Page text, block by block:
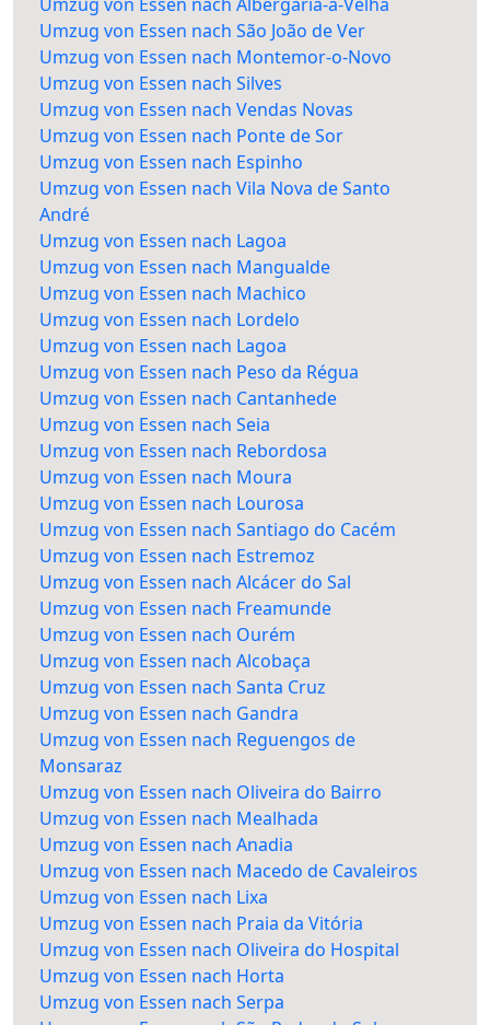
Umzug von Essen nach São João de Ver
Umzug von Essen nach Montemor-o-Novo
Umzug von Essen nach Silves
Umzug von Essen nach Vendas Novas
Umzug von Essen nach Ponte de Sor
Umzug von Essen nach Espinho
Umzug von Essen nach Vila Nova de Santo
André
Umzug von Essen nach Lagoa
Umzug von Essen nach Mangualde
Umzug von Essen nach Machico
Umzug von Essen nach Lordelo
Umzug von Essen nach Lagoa
Umzug von Essen nach Peso da Régua
Umzug von Essen nach Cantanhede
Umzug von Essen nach Seia
Umzug von Essen nach Rebordosa
Umzug von Essen nach Moura
Umzug von Essen nach Lourosa
Umzug von Essen nach Santiago do Cacém
Umzug von Essen nach Estremoz
Umzug von Essen nach Alcácer do Sal
Umzug von Essen nach Freamunde
Umzug von Essen nach Ourém
Umzug von Essen nach Alcobaça
Umzug von Essen nach Santa Cruz
Umzug von Essen nach Gandra
Umzug von Essen nach Reguengos de
Monsaraz
Umzug von Essen nach Oliveira do Bairro
Umzug von Essen nach Mealhada
Umzug von Essen nach Anadia
Umzug von Essen nach Macedo de Cavaleiros
Umzug von Essen nach Lixa
Umzug von Essen nach Praia da Vitória
Umzug von Essen nach Oliveira do Hospital
Umzug von Essen nach Horta
Umzug von Essen nach Serpa